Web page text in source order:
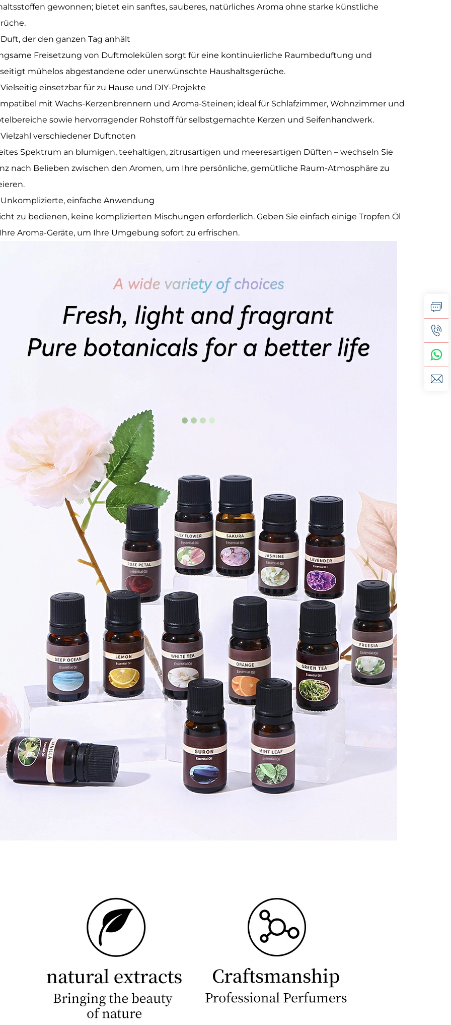
gewonnen; bietet ein sanftes, sauberes, natürliches Aroma ohne starke künstliche
Duft, der den ganzen Tag anhält
Freisetzung von Duftmolekülen sorgt für eine kontinuierliche Raumbeduftung und
mühelos abgestandene oder unerwünschte Haushaltsgerüche.
Vielseitig einsetzbar für zu Hause und DIY-Projekte
mit Wachs-Kerzenbrennern und Aroma-Steinen; ideal für Schlafzimmer, Wohnzimmer und
sowie hervorragender Rohstoff für selbstgemachte Kerzen und Seifenhandwerk.
Vielzahl verschiedener Duftnoten
Spektrum an blumigen, teehaltigen, zitrusartigen und meeresartigen Düften – wechseln Sie
nach Belieben zwischen den Aromen, um Ihre persönliche, gemütliche Raum-Atmosphäre zu
Unkomplizierte, einfache Anwendung
zu bedienen, keine komplizierten Mischungen erforderlich. Geben Sie einfach einige Tropfen Öl
Aroma-Geräte, um Ihre Umgebung sofort zu erfrischen.